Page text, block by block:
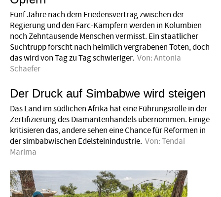
Fünf Jahre nach dem Friedensvertrag zwischen der
Regierung und den Farc-Kämpfern werden in Kolumbien
noch Zehntausende Menschen vermisst. Ein staatlicher
Suchtrupp forscht nach heimlich vergrabenen Toten, doch
das wird von Tag zu Tag schwieriger. Von:Antonia
Schaefer
Der Druck auf Simbabwe wird steigen
Das Land im südlichen Afrika hat eine Führungsrolle in der
Zertifizierung des Diamantenhandels übernommen. Einige
kritisieren das, andere sehen eine Chance für Reformen in
der simbabwischen Edelsteinindustrie. Von:Tendai
Marima